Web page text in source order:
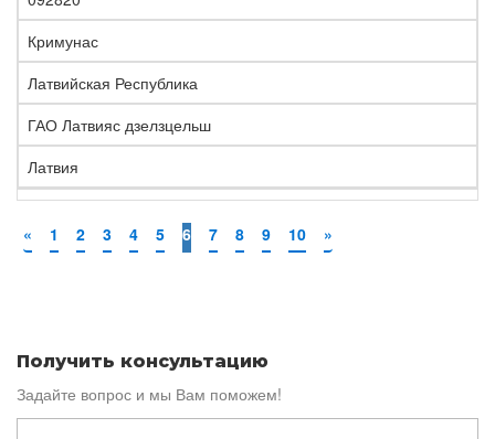
Кримунас
Латвийская Республика
ГАО Латвияс дзелзцельш
Латвия
« 1 2 3 4 5 6 7 8 9 10 »
Получить консультацию
Задайте вопрос и мы Вам поможем!